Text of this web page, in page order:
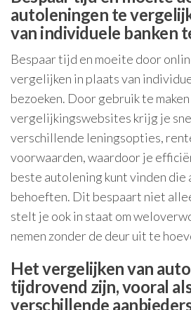
autoleningen te
van individuele banken
Bespaar tijd en moeite door
vergelijken in plaats van
bezoeken. Door gebruik te
vergelijkingswebsites krijg je
verschillende leningsopties,
voorwaarden, waardoor je
beste autolening kunt vinden die
behoeften. Dit bespaart niet
stelt je ook in staat om
nemen zonder de deur uit te
Het vergelijken van
tijdrovend zijn, vooral
verschillende